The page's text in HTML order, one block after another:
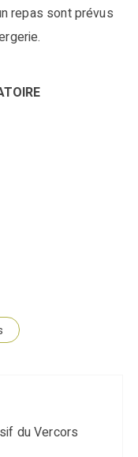
repas sont prévus
du Vercors